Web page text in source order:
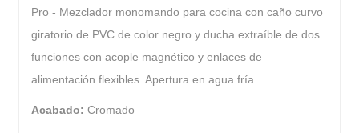
Pro - Mezclador monomando para cocina con caño curvo
giratorio de PVC de color negro y ducha extraíble de dos
funciones con acople magnético y enlaces de
alimentación flexibles. Apertura en agua fría.
Acabado:Cromado